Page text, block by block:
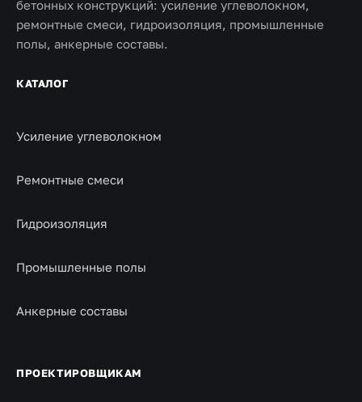
бетонных конструкций: усиление углеволокном,
ремонтные смеси, гидроизоляция, промышленные
полы, анкерные составы.
КАТАЛОГ
Усиление углеволокном
Ремонтные смеси
Гидроизоляция
Промышленные полы
Анкерные составы
ПРОЕКТИРОВЩИКАМ